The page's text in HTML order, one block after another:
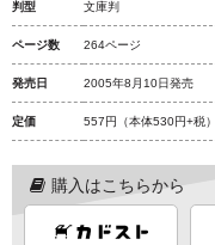
判型 文庫判
ページ数 264ページ
発売日 2005年8月10日発売
定価 557円 （本体530円+税）
購入はこちらから